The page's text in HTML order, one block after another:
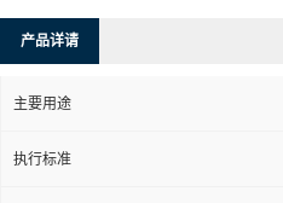
产品详请
主要用途
执行标准